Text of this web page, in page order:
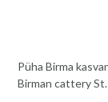
Püha Birma
Birman cattery